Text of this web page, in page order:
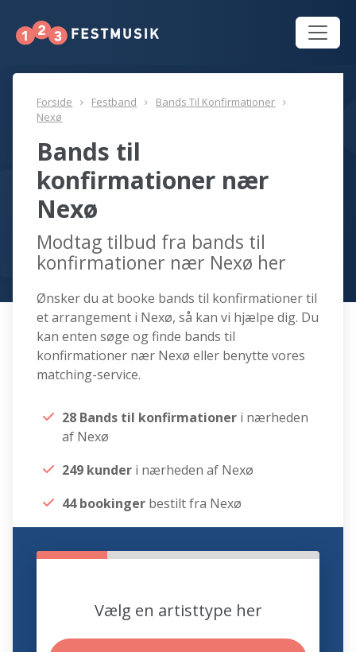
Forside Festband
Bands Til Konfirmationer
Nexø
Bands til
konfirmationer nær
Nexø
Modtag tilbud fra bands til
konfirmationer nær Nexø her
Ønsker du at booke bands til konfirmationer til
et arrangement i Nexø, så kan vi hjælpe dig. Du
kan enten søge og finde bands til
konfirmationer nær Nexø eller benytte vores
matching-service.
28 Bands til konfirmationer i nærheden
af Nexø
249 kunder i nærheden af Nexø
44 bookinger bestilt fra Nexø
Vælg en artisttype her